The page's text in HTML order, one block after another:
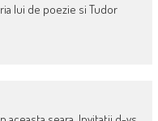
lui de poezie si Tudor